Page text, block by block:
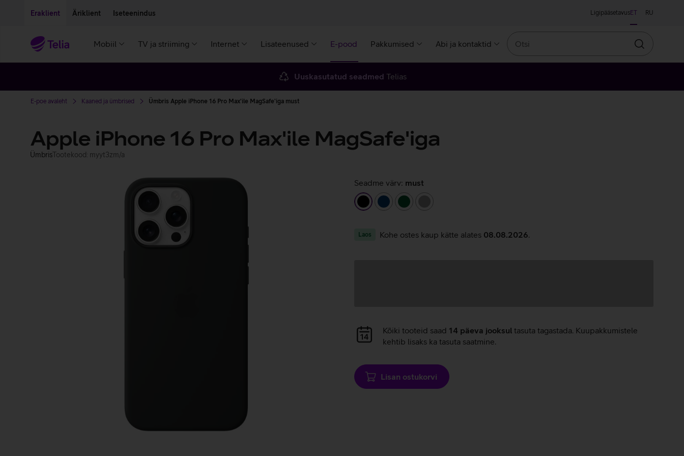
Eraklient Äriklient Iseteenindus LigipääsetavusET RU
Mobiil TV ja striiming Internet Lisateenused E-pood Pakkumised Abi ja kontaktid
Otsin
Uuskasutatud seadmed Telias
E-poe avaleht Kaaned ja ümbrised Ümbris Apple iPhone 16 Pro Max'ile MagSafe'iga must
Apple iPhone 16 Pro Max'ile MagSafe'iga
ÜmbrisTootekood: myyt3zm/a
Seadme värv: must
must
tumesininetumeroheline
Laos Kohe ostes kaup kätte alates 08.08.2026
Andmete
laadimine
Kõiki tooteid saad 14 päeva jooksul tasuta tagastada. Kuupakkumistele
kehtib lisaks ka tasuta saatmine.
Lisan ostukorvi